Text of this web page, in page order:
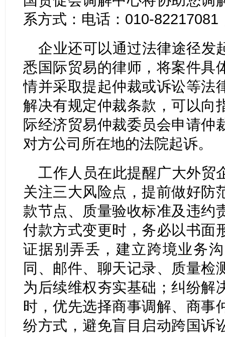
系方式：电话：010-
企业还可以通过法律途径发
悉国际贸易的律师，将案件具
情并采取提起仲裁或诉讼等法
解决有规定仲裁条款，可以向
际经济贸易仲裁委员会申请仲
对方公司所在地的法院起诉。
工作人员在此提醒广大外贸
关注三大风险点，提前做好防
款节点、质量验收标准及违约
付款方式变更时，务必以书面
证据别弄丢，建立跨境业务
同、邮件、聊天记录、质量检
为后续维权夯实基础；纠纷解
时，优先选择商事调解、商事
纷方式，避免盲目启动跨国诉